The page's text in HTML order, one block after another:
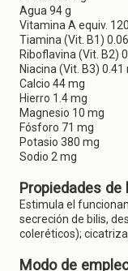
Agua 94 g
Vitamina A equiv.
Tiamina (Vit. B1)
Riboflavina (Vit. B2)
Niacina (Vit. B3) 0.41
Calcio 44 mg
Hierro 1.4 mg
Magnesio 10 mg
Fósforo 71 mg
Potasio 380 mg
Sodio 2 mg
Propiedades de
Estimula el
secreción de bilis,
coleréticos);
Modo de